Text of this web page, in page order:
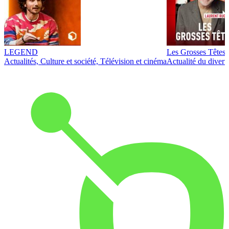
LEGEND
Actualités, Culture et société, Télévision et cinéma
Les Grosses Têtes
Actualité du